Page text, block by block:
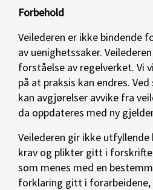
Forbehold
Veilederen er ikke bindende
av uenighetssaker.
forståelse av regelverket. Vi
på at praksis kan endres.
kan avgjørelser avvike fra
da oppdateres med ny
Veilederen gir ikke utfyllende
krav og plikter gitt i
som menes med en
forklaring gitt i forarbeidene,